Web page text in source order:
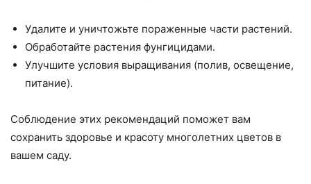
Удалите и уничтожьте пораженные части растений.
Обработайте растения фунгицидами.
Улучшите условия выращивания (полив, освещение,
питание).
Соблюдение этих рекомендаций поможет вам
сохранить здоровье и красоту многолетних цветов в
вашем саду.